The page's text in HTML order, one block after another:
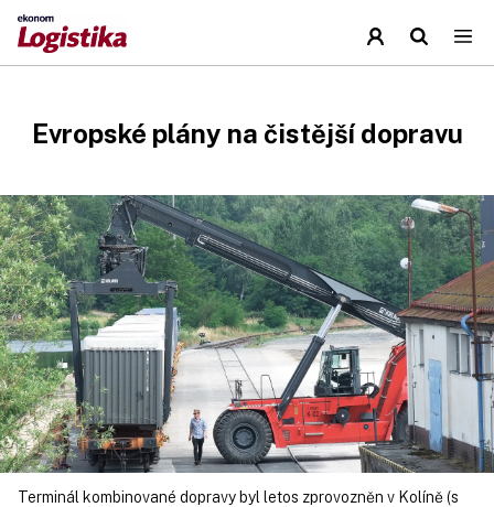
Evropské plány na čistější dopravu
Terminál kombinované dopravy byl letos zprovozněn v Kolíně (s